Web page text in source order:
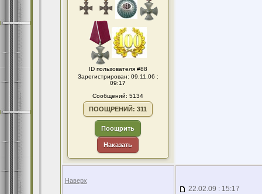
ID пользователя #88
Зарегистрирован: 09.11.06 :
09:17
Сообщений: 5134
ПООЩРЕНИЙ: 311
Поощрить
Наказать
Наверх
22.02.09 : 15:17